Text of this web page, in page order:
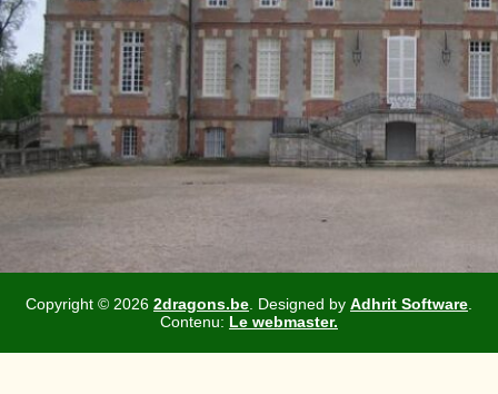
Copyright © 2026 2dragons.be . Designed by Adhrit Software
Contenu: Le webmaster.